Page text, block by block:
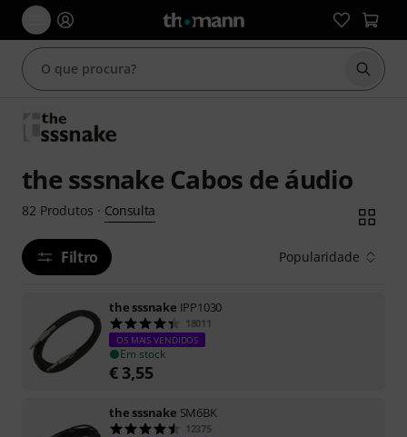
Iniciar
the sssnake Cabos de áudio
82 Produtos · Consulta
Filtro Popularidade
the sssnake IPP1030
18011
OS MAIS VENDIDOS
Em stock
€ 3,55
the sssnake SM6BK
12375